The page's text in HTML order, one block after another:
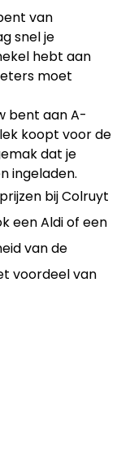
van
snel je
hebt aan
moet
bent aan A-
koopt voor de
dat je
ingeladen.
bij Colruyt
een Aldi of een
van de
voordeel van